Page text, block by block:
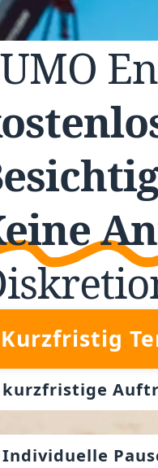
Kurzfristig
kurzfristige
Individuelle